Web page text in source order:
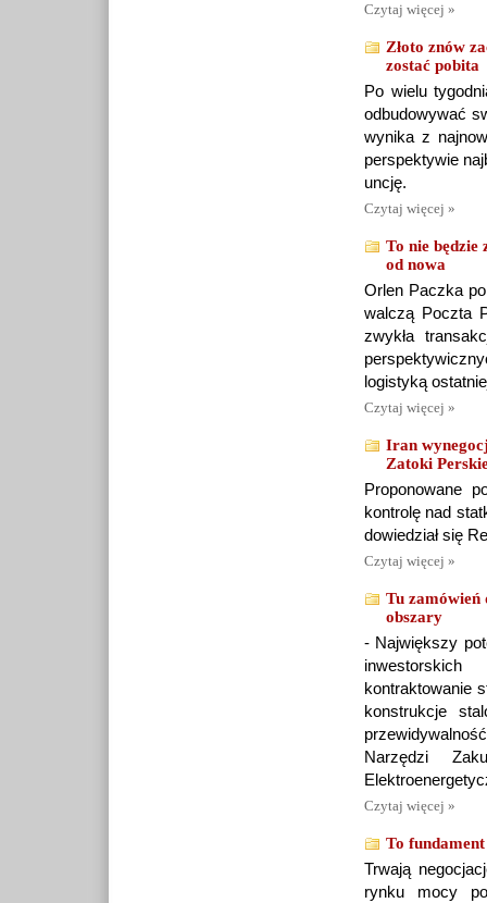
Czytaj więcej »
Złoto znów
zostać pobita
Po wielu
odbudowywać
wynika z
perspektywie
uncję.
Czytaj więcej »
To nie będzie
od nowa
Orlen Paczka
walczą Poczta
zwykła
logistyką
Czytaj więcej »
Iran
Zatoki
Proponowane
kontrolę nad
dowiedział się
Czytaj więcej »
Tu zamówień
obszary
- Największy
inwestorskich
kontraktowanie
konstrukcje
Narzędzi
Czytaj więcej »
To
Trwają
rynku mocy